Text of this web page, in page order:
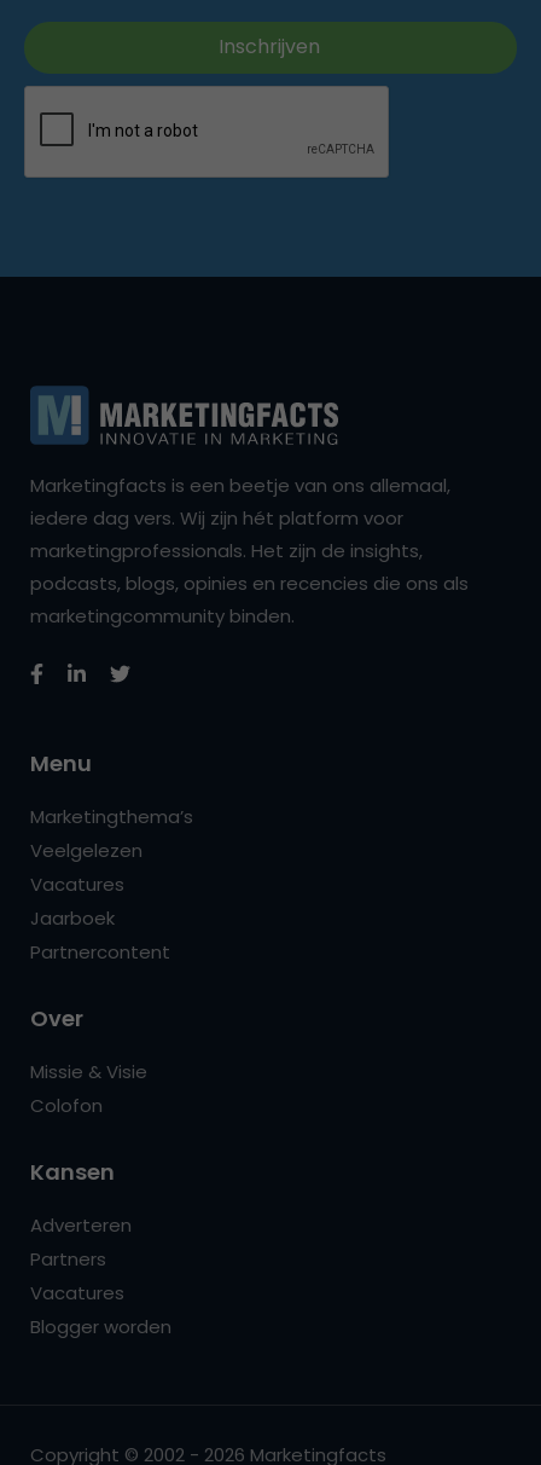
Marketingfacts is een beetje van ons allemaal,
iedere dag vers. Wij zijn hét platform voor
marketingprofessionals. Het zijn de insights,
podcasts, blogs, opinies en recencies die ons als
marketingcommunity binden.
Menu
Marketingthema’s
Veelgelezen
Vacatures
Jaarboek
Partnercontent
Over
Missie & Visie
Colofon
Kansen
Adverteren
Partners
Vacatures
Blogger worden
Copyright © 2002 - 2026 Marketingfacts